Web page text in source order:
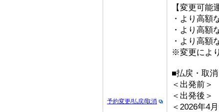
予約変更/払戻/取消
【変更可能
・より高額
・より高額
・より高額
※変更によ
■払戻・取消
＜出発前＞
＜出発後
＜2026年4